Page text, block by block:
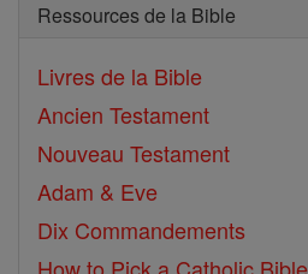
Ressources de la Bible
Livres de la Bible
Ancien Testament
Nouveau Testament
Adam & Eve
Dix Commandements